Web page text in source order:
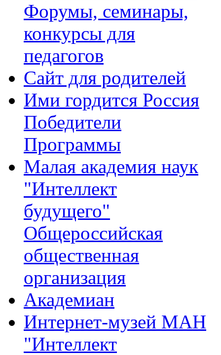
Форумы, семинары,
конкурсы для
педагогов
Сайт для родителей
Ими гордится Россия
Победители
Программы
Малая академия наук
"Интеллект
будущего"
Общероссийская
общественная
организация
Академиан
Интернет-музей МАН
"Интеллект